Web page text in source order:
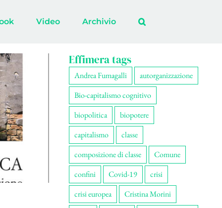
Video Archivio
Effimera tags
Andrea Fumagalli
autorganizzazione
Bio-capitalismo cognitivo
biopolitica
biopotere
capitalismo
classe
composizione di classe
Comune
confini
Covid-19
crisi
crisi europea
Cristina Morini